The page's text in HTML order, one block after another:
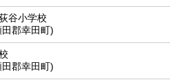
谷小学校
郡幸田町)
郡幸田町)